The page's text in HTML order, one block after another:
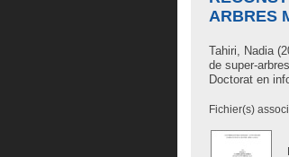
ARBRES
Tahiri, Nadia
de super-
Doctorat en
Fichier(s)